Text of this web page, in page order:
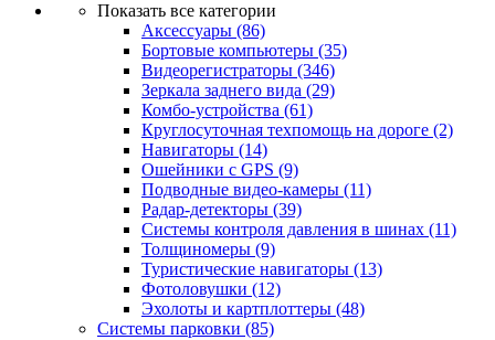
Показать все категории
Аксессуары (86)
Бортовые компьютеры (35)
Видеорегистраторы (346)
Зеркала заднего вида (29)
Комбо-устройства (61)
Круглосуточная техпомощь на дороге (2)
Навигаторы (14)
Ошейники с GPS (9)
Подводные видео-камеры (11)
Радар-детекторы (39)
Системы контроля давления в шинах (11)
Толщиномеры (9)
Туристические навигаторы (13)
Фотоловушки (12)
Эхолоты и картплоттеры (48)
Системы парковки (85)